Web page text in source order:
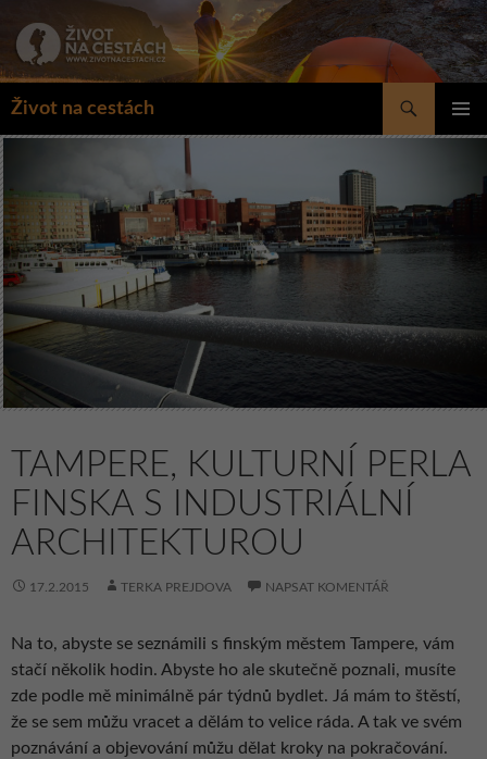
obsahu
Život na cestách
Hledat
TAMPERE, KULTURNÍ PERLA
FINSKA S INDUSTRIÁLNÍ
ARCHITEKTUROU
17.2.2015 TERKA PREJDOVA NAPSAT KOMENTÁŘ
Na to, abyste se seznámili s finským městem Tampere, vám
stačí několik hodin. Abyste ho ale skutečně poznali, musíte
zde podle mě minimálně pár týdnů bydlet. Já mám to štěstí,
že se sem můžu vracet a dělám to velice ráda. A tak ve svém
poznávání a objevování můžu dělat kroky na pokračování.